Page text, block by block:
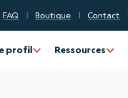
FAQ Boutique Contact
profil Ressources